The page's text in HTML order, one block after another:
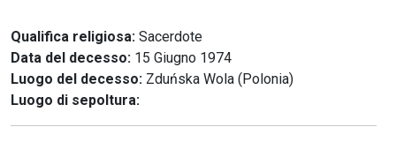
Qualifica religiosa: Sacerdote
Data del decesso: 15 Giugno 1974
Luogo del decesso: Zduńska Wola (Polonia)
Luogo di sepoltura: